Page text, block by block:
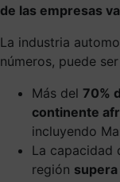
de las empresas
La industria
números, puede
Más del 70%
continente
incluyendo
La capacidad
región